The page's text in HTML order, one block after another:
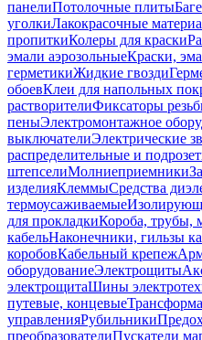
панелиПотолочные плиты
уголкиЛакокрасочные
пропиткиКолеры для краски
эмали аэрозольныеКраски,
герметикиЖидкие гвозди
обоевКлеи для напольных
растворителиФиксаторы
пеныЭлектромонтажное
выключателиЭлектрические
распределительные и
штепселиМолниеприемники
изделияКлеммыСредства
термоусаживаемые
для прокладкиКороба, трубы,
кабельНаконечники, гильзы
коробовКабельный крепеж
оборудованиеЭлектрощиты
электрощитаШины
путевые, концевые
управленияРубильники
преобразователиПускатели